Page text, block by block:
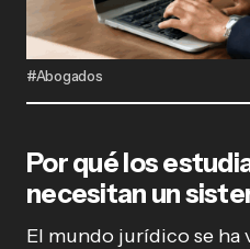
#Abogados
Por qué los
necesitan un
El mundo jurídico se ha